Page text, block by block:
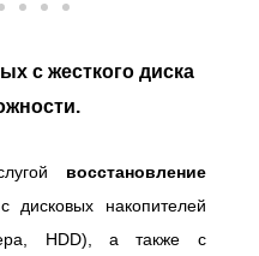
с жесткого диска
восстановление
дисковых накопителей
HDD), а также с